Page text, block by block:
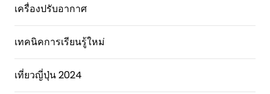
เครื่องปรับอากาศ
เทคนิคการเรียนรู้ใหม่
เที่ยวญี่ปุ่น 2024